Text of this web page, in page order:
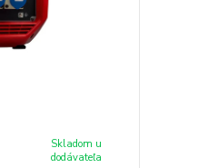
Skladom u
dodávateľa